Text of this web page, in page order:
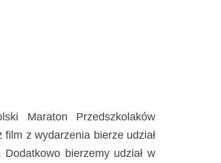
Maraton Przedszkolaków
z wydarzenia bierze udział
bierzemy udział w